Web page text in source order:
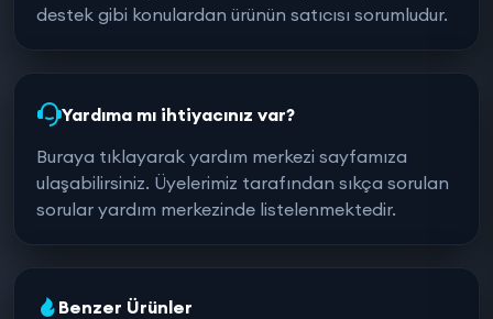
destek gibi konulardan ürünün satıcısı sorumludur.
Yardıma mı ihtiyacınız var?
Buraya tıklayarak yardım merkezi sayfamıza
ulaşabilirsiniz. Üyelerimiz tarafından sıkça sorulan
sorular yardım merkezinde listelenmektedir.
Benzer Ürünler